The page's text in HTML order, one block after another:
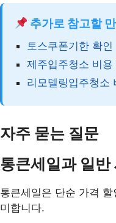
추가로 참고할
토스쿠폰기한 확
제주입주청소 비
리모델링입주청소
자주 묻는 질문
통큰세일과 일
통큰세일은 단순 가격
미합니다.